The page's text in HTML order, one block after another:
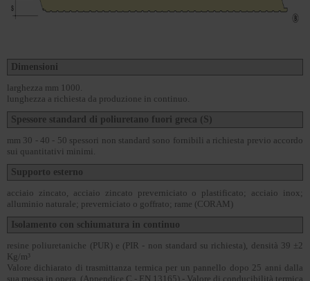
Dimensioni
larghezza mm 1000.
lunghezza a richiesta da produzione in continuo.
Spessore standard di poliuretano fuori greca (S)
mm 30 - 40 - 50 spessori non standard sono fornibili a richiesta previo accordo
sui quantitativi minimi.
Supporto esterno
acciaio zincato, acciaio zincato preverniciato o plastificato; acciaio inox;
alluminio naturale; preverniciato o goffrato; rame (CORAM)
Isolamento con schiumatura in continuo
resine poliuretaniche (PUR) e (PIR - non standard su richiesta), densità 39 ±2
Kg/m³
Valore dichiarato di trasmittanza termica per un pannello dopo 25 anni dalla
sua messa in opera, (Appendice C - EN 13165) - Valore di conducibilità termica